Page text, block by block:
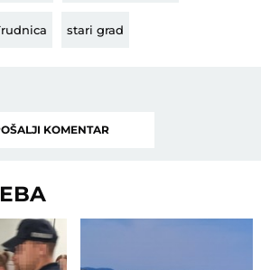
stari grad
KOMENTAR